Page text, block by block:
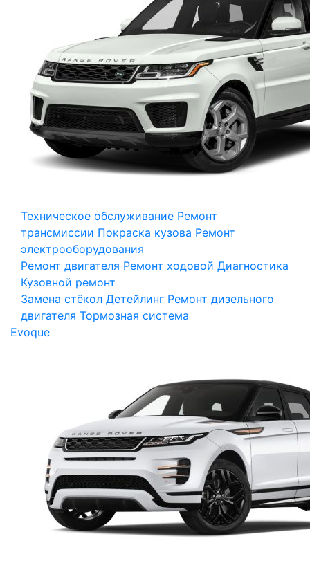
Техническое обслуживание Ремонт
трансмиссии Покраска кузова Ремонт
электрооборудования
Ремонт двигателя Ремонт ходовой Диагностика
Кузовной ремонт
Замена стёкол Детейлинг Ремонт дизельного
двигателя Тормозная система
Evoque